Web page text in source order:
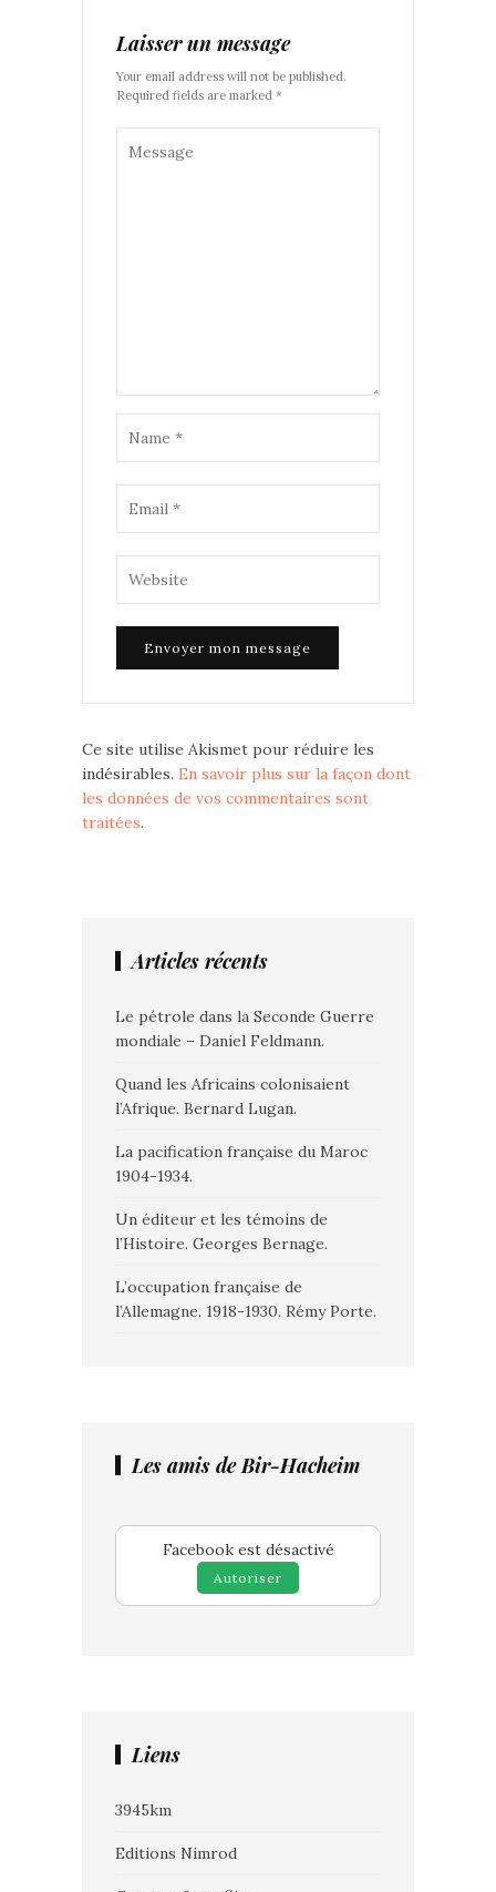
Laisser un message
Your email address will not be published.
Required fields are marked *
Ce site utilise Akismet pour réduire les
indésirables. En savoir plus sur la façon dont
les données de vos commentaires sont
traitées.
Articles récents
Le pétrole dans la Seconde Guerre
mondiale – Daniel Feldmann.
Quand les Africains colonisaient
l’Afrique. Bernard Lugan.
La pacification française du Maroc
1904-1934.
Un éditeur et les témoins de
l’Histoire. Georges Bernage.
L’occupation française de
l’Allemagne. 1918-1930. Rémy Porte.
Les amis de Bir-Hacheim
Facebook est désactivé
Autoriser
Liens
3945km
Editions Nimrod